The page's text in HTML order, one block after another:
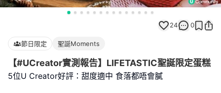
24 0
節日限定 聖誕Moments
【#UCreator實測報告】LIFETASTIC聖誕限定蛋糕
5位U Creator好評：甜度適中 食落都唔會膩